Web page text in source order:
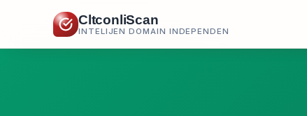
CltconliScan
INTELIJEN DOMAIN INDEPENDEN